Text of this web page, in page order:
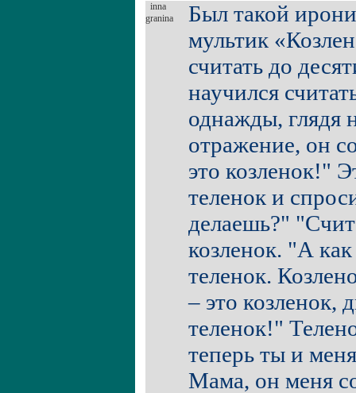
inna
granina
Был такой
мультик
считать до
научился
однажды, глядя
отражение, он
это козленок!"
теленок и
делаешь?"
козленок. "А
теленок.
– это козленок,
теленок!"
теперь ты и
Мама, он меня